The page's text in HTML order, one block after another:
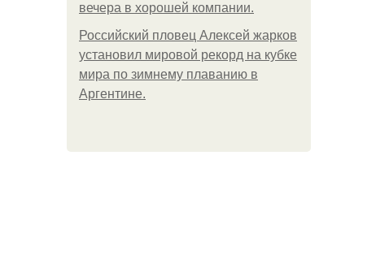
вечера в хорошей компании.
Российский пловец Алексей жарков
установил мировой рекорд на кубке
мира по зимнему плаванию в
Аргентине.